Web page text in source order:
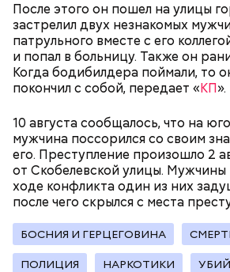
После этого он пошел на улицы
застрелил двух незнакомых
патрульного вместе с его
и попал в больницу. Также он
Когда бодибилдера поймали, то
покончил с собой, передает «КП».
10 августа сообщалось, что на
мужчина поссорился со своим
его. Преступление произошло 2
от Скобелевской улицы. Мужчины
ходе конфликта один из них
после чего скрылся с места
БОСНИЯ И ГЕРЦЕГОВИНА
ПОЛИЦИЯ НАРКОТИКИ
— Для группы из пяти человек
обойдется в пределах 340
(около 10311 рублей по ЦБ РФ — п
уточнил он.
Он заметил, что в мире
ситуация с точки зрения
массового уничтожения.
сохранения природы тоже стоят
эксперт.